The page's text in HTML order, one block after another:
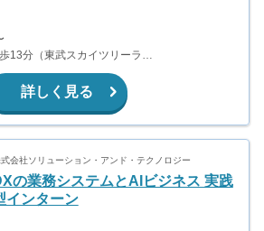
獨協大学前駅から徒歩13分（東武スカイツリーライン、東武伊勢崎線、東武日光線、鬼怒川線）
詳しく見る
会社ソリューション・アンド・テクノロジー
の業務システムとAIビジネス 実践
インターン